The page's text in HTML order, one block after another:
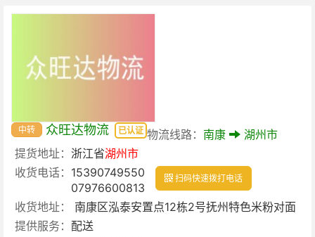
中转 众旺达物流 已认证 物流线路： 南康
湖州市
提货地址： 浙江省湖州市
收货电话： 15390749550
07976600813
扫码快速拨打电话
收货地址：
南康区泓泰安置点12栋2号抚州特色米粉对面
提供服务： 配送